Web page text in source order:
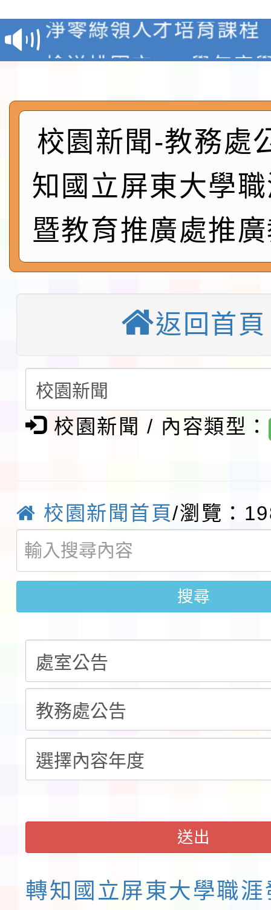
報
淨零綠領人才培育課程
檢送桃園市115學年度
實施要點各1份
程
函轉國家通訊傳播委員
速演練執行計畫」
「115年金融知識線上
法」
本校115學年度第1學
第3次招考代課鐘點教
告(不再辦理後續甄選)
檢送「桃園市115學年
賽實施要點」1份
本市「115學年度學生
程安排一案
「桃園市補助參觀特色
請一案
報
淨零綠領人才培育課程
檢送桃園市115學年度
鎮韌性（防空）演習－
速演練執行計畫」
「115年金融知識線上
法」
本校115學年度第1學
第3次招考代課鐘點教
告(不再辦理後續甄選)
檢送「桃園市115學年
賽實施要點」1份
本市「115學年度學生
程安排一案
「桃園市補助參觀特色
展演活動實施計畫」
請一案
校園新聞-教務處
知國立屏東大學
暨教育推廣處推
返回首頁
校園新聞 / 內容類型：
校園新聞首頁/瀏覽：
搜尋
送出
轉知國立屏東大學職